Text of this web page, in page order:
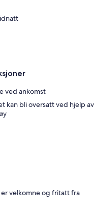
ved ankomst
kan bli oversatt ved hjelp av
velkomne og fritatt fra